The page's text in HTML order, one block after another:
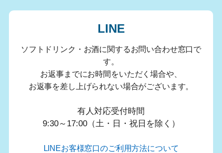
LINE
ソフトドリンク・お酒に関するお問い合わせ窓口で
す。
お返事までにお時間をいただく場合や、
お返事を差し上げられない場合がございます。
有人対応受付時間
9:30～17:00（土・日・祝日を除く）
LINEお客様窓口のご利用方法について